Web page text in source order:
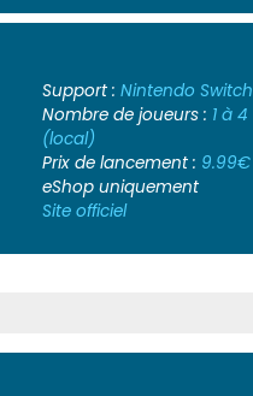
Support : Nintendo Switch
Nombre de joueurs : 1 à 4
(local)
Prix de lancement : 9.99€
eShop uniquement
Site officiel